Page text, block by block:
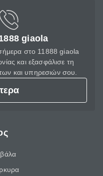
giaola
στο 11888 giaola
και εξασφάλισε τη
και υπηρεσιών σου.